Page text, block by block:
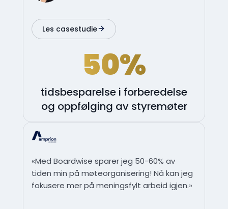
Les casestudie
50%
tidsbesparelse i forberedelse
og oppfølging av styremøter
«Med Boardwise sparer jeg 50-60% av
tiden min på møteorganisering! Nå kan jeg
fokusere mer på meningsfylt arbeid igjen.»